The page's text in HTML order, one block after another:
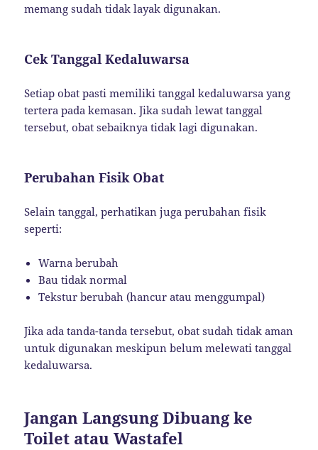
memang sudah tidak layak digunakan.
Cek Tanggal Kedaluwarsa
Setiap obat pasti memiliki tanggal kedaluwarsa yang
tertera pada kemasan. Jika sudah lewat tanggal
tersebut, obat sebaiknya tidak lagi digunakan.
Perubahan Fisik Obat
Selain tanggal, perhatikan juga perubahan fisik
seperti:
Warna berubah
Bau tidak normal
Tekstur berubah (hancur atau menggumpal)
Jika ada tanda-tanda tersebut, obat sudah tidak aman
untuk digunakan meskipun belum melewati tanggal
kedaluwarsa.
Jangan Langsung Dibuang ke
Toilet atau Wastafel